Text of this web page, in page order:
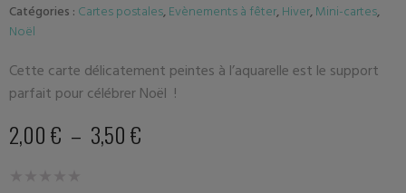
Catégories : Cartes postales,Evènements à fêter,Hiver,Mini-cartes,
Noël
Cette carte délicatement peintes à l’aquarelle est le support
parfait pour célébrer Noël !
2,00€ – 3,50€